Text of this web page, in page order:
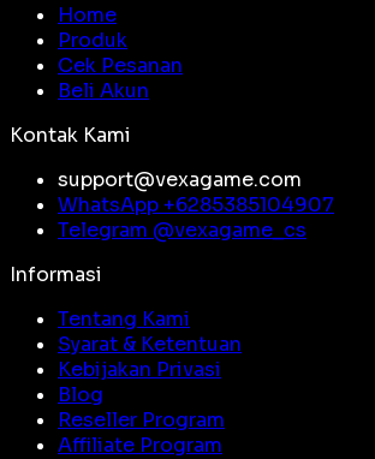
Home
Produk
Cek Pesanan
Beli Akun
Kontak Kami
support@vexagame.com
WhatsApp +6285385104907
Telegram @vexagame_cs
Informasi
Tentang Kami
Syarat & Ketentuan
Kebijakan Privasi
Blog
Reseller Program
Affiliate Program